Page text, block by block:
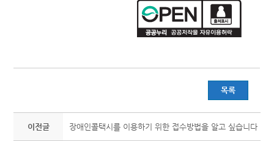
목록
이전글 장애인콜택시를 이용하기 위한 접수방법을 알고 싶습니다